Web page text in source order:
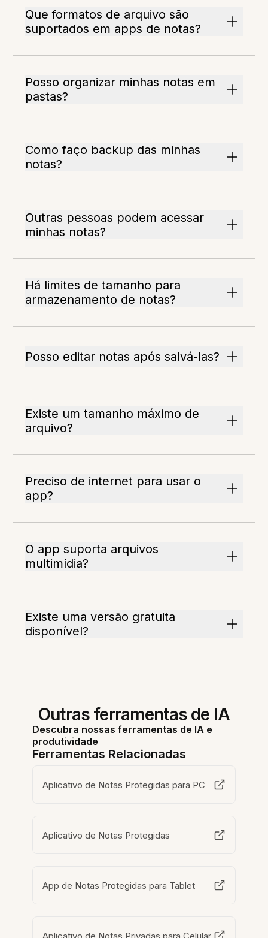
Que formatos de arquivo são
suportados em apps de notas?
Posso organizar minhas notas em
pastas?
Como faço backup das minhas
notas?
Outras pessoas podem acessar
minhas notas?
Há limites de tamanho para
armazenamento de notas?
Posso editar notas após salvá-las?
Existe um tamanho máximo de
arquivo?
Preciso de internet para usar o
app?
O app suporta arquivos
multimídia?
Existe uma versão gratuita
disponível?
Outras ferramentas de IA
Descubra nossas ferramentas de IA e
produtividade
Ferramentas Relacionadas
Aplicativo de Notas Protegidas para PC
Aplicativo de Notas Protegidas
App de Notas Protegidas para Tablet
Aplicativo de Notas Privadas para Celular